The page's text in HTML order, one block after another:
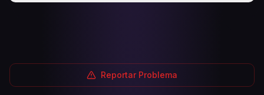
Reportar Problema